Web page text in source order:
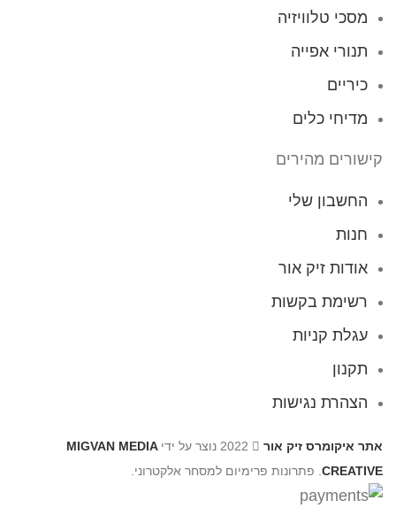
מסכי טלוויזיה
תנורי אפייה
כיריים
מדיחי כלים
קישורים מהירים
החשבון שלי
חנות
אודות זיק אור
רשימת בקשות
עגלת קניות
תקנון
הצהרת נגישות
אתר איקומרס זיק אור
MIGVAN MEDIA
CREATIVE . פתרונות פרימיום למסחר אלקטרוני.